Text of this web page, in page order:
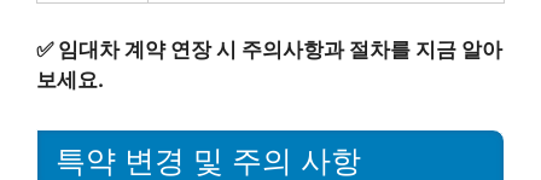
✅ 임대차 계약 연장 시 주의사항과 절차를 지금 알아
보세요.
특약 변경 및 주의 사항